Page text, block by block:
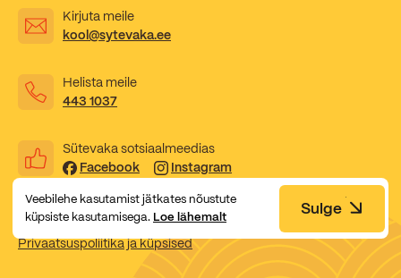
Kirjuta meile
kool@sytevaka.ee
Helista meile
443 1037
Sütevaka sotsiaalmeedias
Facebook
Instagram
Privaatsuspoliitika ja küpsised
Veebilehe kasutamist jätkates nõustute
küpsiste kasutamisega. Loe lähemalt Sulge